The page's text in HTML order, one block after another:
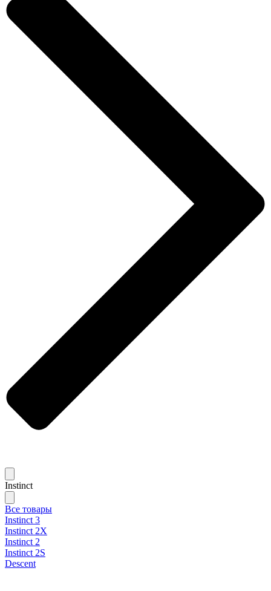
Instinct
Все товары
Instinct 3
Instinct 2X
Instinct 2
Instinct 2S
Descent